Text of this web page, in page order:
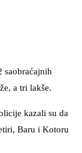
saobraćajnih
a tri lakše.
kazali su da
Baru i Kotoru